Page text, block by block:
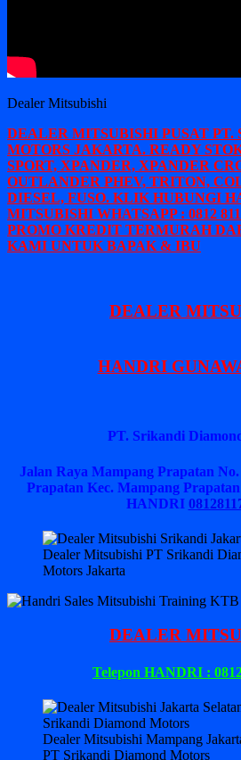
Dealer Mitsubishi
DEALER MITSUBISHI PUSAT
MOTORS JAKARTA. READY
SPORT, XPANDER, XPANDER
OUTLANDER PHEV, TRITON,
DIESEL, FUSO. KLIK HUBUNGI
MITSUBISHI WHATSAPP : 0812
PROMO KREDIT TERMURAH
KAMI UNTUK BAPAK & IBU
DEALER
HANDRI
PT. Srikandi
Jalan Raya Mampang Prapatan
Prapatan Kec. Mampang
HANDRI
Dealer Mitsubishi PT Srikandi
Motors Jakarta
DEALER
Telepon HANDRI :
Dealer Mitsubishi Mampang
PT Srikandi Diamond Motors